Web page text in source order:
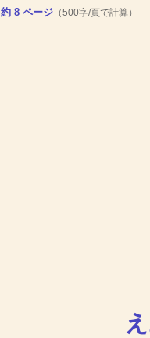
約 8 ページ （500字/頁で計算）